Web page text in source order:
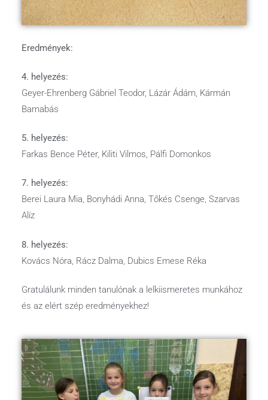
Eredmények:
4. helyezés:
Geyer-Ehrenberg Gábriel Teodor, Lázár Ádám, Kármán
Barnabás
5. helyezés:
Farkas Bence Péter, Kiliti Vilmos, Pálfi Domonkos
7. helyezés:
Berei Laura Mia, Bonyhádi Anna, Tőkés Csenge, Szarvas
Alíz
8. helyezés:
Kovács Nóra, Rácz Dalma, Dubics Emese Réka
Gratulálunk minden tanulónak a lelkiismeretes munkához
és az elért szép eredményekhez!